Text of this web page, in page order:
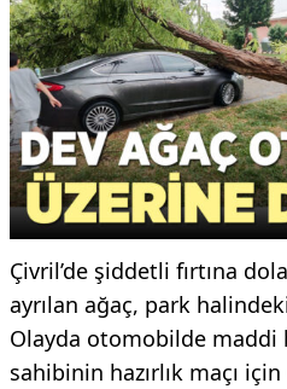
Çivril’de şiddetli fırtına
ayrılan ağaç, park
Olayda otomobilde maddi
sahibinin hazırlık maçı